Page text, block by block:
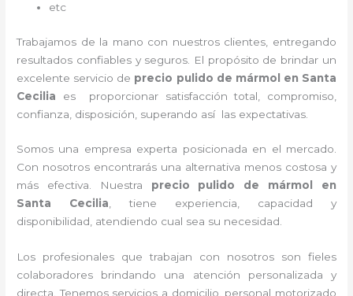
etc
Trabajamos de la mano con nuestros clientes, entregando
resultados confiables y seguros. El propósito de brindar un
excelente servicio de precio pulido de mármol en Santa
Cecilia es proporcionar satisfacción total, compromiso,
confianza, disposición, superando así las expectativas.
Somos una empresa experta posicionada en el mercado.
Con nosotros encontrarás una alternativa menos costosa y
más efectiva. Nuestra precio pulido de mármol
en
Santa Cecilia, tiene experiencia, capacidad y
disponibilidad, atendiendo cual sea su necesidad.
Los profesionales que trabajan con nosotros son fieles
colaboradores brindando una atención personalizada y
directa.Tenemos servicios a domicilio, personal motorizado